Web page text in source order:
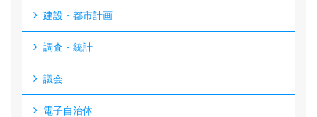
建設・都市計画
調査・統計
議会
電子自治体